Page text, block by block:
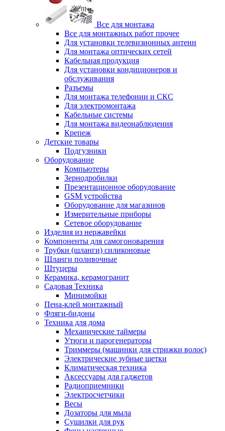
Все для монтажа
Все для монтажных работ прочее
Для установки телевизионных антенн
Для монтажа оптических сетей
Кабельная продукция
Для установки кондиционеров и
обслуживания
Разъемы
Для монтажа телефонии и СКС
Для электромонтажа
Кабельные системы
Для монтажа видеонаблюдения
Крепеж
Детские товары
Подгузники
Оборудование
Компьютеры
Зернодробилки
Презентационное оборудование
GSM устройства
Оборудование для магазинов
Измерительные приборы
Сетевое оборудование
Изделия из нержавейки
Компоненты для самогоноварения
Трубки (шланги) силиконовые
Шланги поливочные
Штуцеры
Керамика, керамогранит
Садовая Техника
Минимойки
Пена-клей монтажный
Фляги-бидоны
Техника для дома
Механические таймеры
Утюги и парогенераторы
Триммеры (машинки для стрижки волос)
Электрические зубные щетки
Климатическая техника
Аксессуары для гаджетов
Радиоприемники
Электросчетчики
Весы
Дозаторы для мыла
Сушилки для рук